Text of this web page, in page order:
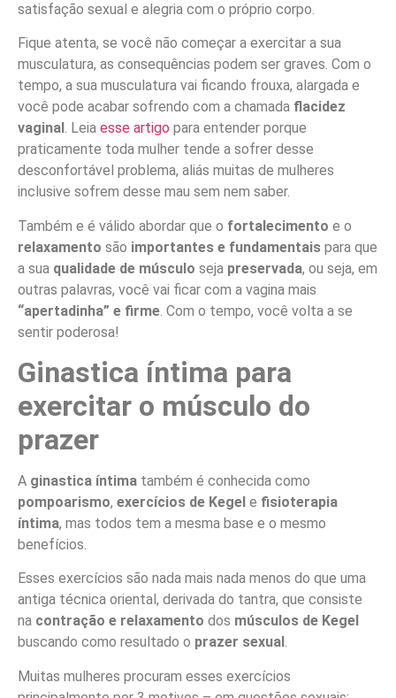
satisfação sexual e alegria com o próprio corpo.
Fique atenta, se você não começar a exercitar a sua
musculatura, as consequências podem ser graves. Com o
tempo, a sua musculatura vai ficando frouxa, alargada e
você pode acabar sofrendo com a chamada flacidez
vaginal. Leia esse artigo para entender porque
praticamente toda mulher tende a sofrer desse
desconfortável problema, aliás muitas de mulheres
inclusive sofrem desse mau sem nem saber.
Também e é válido abordar que o fortalecimento e o
relaxamento são importantes e fundamentais para que
a sua qualidade de músculo seja preservada, ou seja, em
outras palavras, você vai ficar com a vagina mais
“apertadinha” e firme . Com o tempo, você volta a se
sentir poderosa!
Ginastica íntima para
exercitar o músculo do
prazer
A ginastica íntima também é conhecida como
pompoarismo, exercícios de Kegel e fisioterapia
íntima, mas todos tem a mesma base e o mesmo
benefícios.
Esses exercícios são nada mais nada menos do que uma
antiga técnica oriental, derivada do tantra, que consiste
na contração e relaxamento dos músculos de Kegel
buscando como resultado o prazer sexual .
Muitas mulheres procuram esses exercícios